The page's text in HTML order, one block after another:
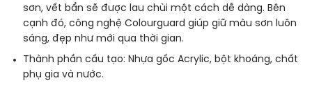
sơn, vết bẩn sẽ được lau chùi một cách dễ dàng. Bên
cạnh đó, công nghệ Colourguard giúp giữ màu sơn luôn
sáng, đẹp như mới qua thời gian.
Thành phần cấu tạo:Nhựa gốc Acrylic, bột khoáng, chất
phụ gia và nước.